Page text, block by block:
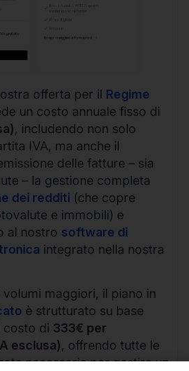
offerta per il Regime
un costo annuale fisso di
, includendo non solo
IVA, ma anche il
delle fatture – sia
– la gestione completa
dei redditi (che copre
e immobili) e
al nostro software di
integrato nella nostra
maggiori, il piano in
è strutturato su base
costo di 333€ per
esclusa), offrendo tutte le
necessarie per gestire un